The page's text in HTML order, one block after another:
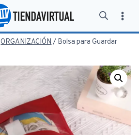
ORGANIZACIÓN / Bolsa para Guardar